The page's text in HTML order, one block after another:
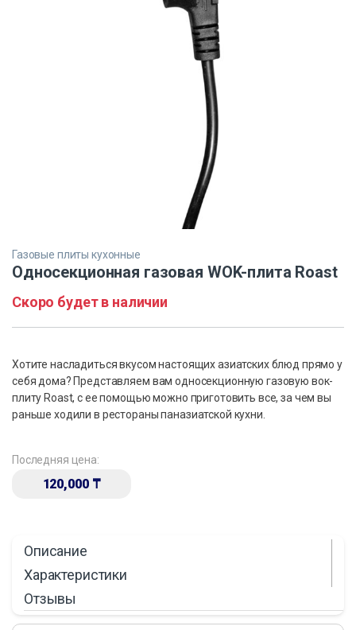
Газовые плиты кухонные
Односекционная газовая WOK-плита Roast
Скоро будет в наличии
Хотите насладиться вкусом настоящих азиатских блюд прямо у
себя дома? Представляем вам односекционную газовую вок-
плиту Roast, с ее помощью можно приготовить все, за чем вы
раньше ходили в рестораны паназиатской кухни.
Последняя цена:
120,000 ₸
Описание
Характеристики
Отзывы